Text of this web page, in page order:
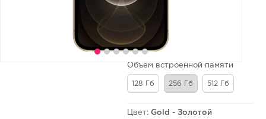
Объем встроенной памяти
128 Гб 256 Гб 512 Гб
Цвет: Gold - Золотой